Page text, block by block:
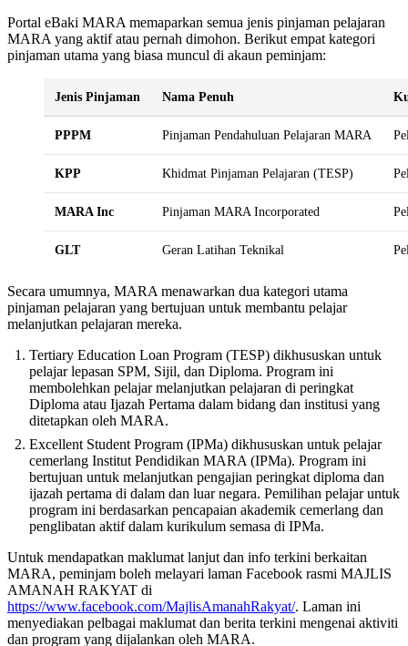
Portal eBaki MARA memaparkan semua jenis pinjaman pelajaran
MARA yang aktif atau pernah dimohon. Berikut empat kategori
pinjaman utama yang biasa muncul di akaun peminjam:
Jenis Pinjaman Nama Penuh
PPPM Pinjaman Pendahuluan Pelajaran MARA
KPP Khidmat Pinjaman Pelajaran (TESP)
MARA Inc Pinjaman MARA Incorporated
GLT Geran Latihan Teknikal
Secara umumnya, MARA menawarkan dua kategori utama
pinjaman pelajaran yang bertujuan untuk membantu pelajar
melanjutkan pelajaran mereka.
Tertiary Education Loan Program (TESP) dikhususkan untuk
pelajar lepasan SPM, Sijil, dan Diploma. Program ini
membolehkan pelajar melanjutkan pelajaran di peringkat
Diploma atau Ijazah Pertama dalam bidang dan institusi yang
ditetapkan oleh MARA.
Excellent Student Program (IPMa) dikhususkan untuk pelajar
cemerlang Institut Pendidikan MARA (IPMa). Program ini
bertujuan untuk melanjutkan pengajian peringkat diploma dan
ijazah pertama di dalam dan luar negara. Pemilihan pelajar untuk
program ini berdasarkan pencapaian akademik cemerlang dan
penglibatan aktif dalam kurikulum semasa di IPMa.
Untuk mendapatkan maklumat lanjut dan info terkini berkaitan
MARA, peminjam boleh melayari laman Facebook rasmi MAJLIS
AMANAH RAKYAT di
https://www.facebook.com/MajlisAmanahRakyat/. Laman ini
menyediakan pelbagai maklumat dan berita terkini mengenai aktiviti
dan program yang dijalankan oleh MARA.